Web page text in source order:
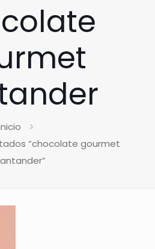
“chocolate gourmet